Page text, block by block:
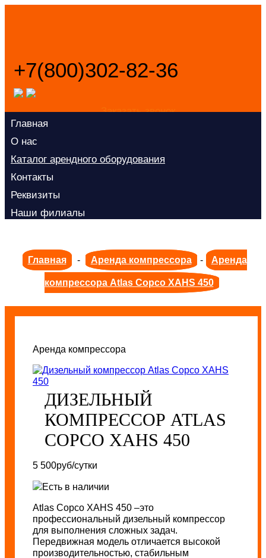
+7(800)302-82-36
Заказать звонок
Главная
О нас
Каталог арендного оборудования
Контакты
Реквизиты
Наши филиалы
Главная - Аренда компрессора - Аренда
компрессора Atlas Copco XAHS 450
Аренда компрессора
ДИЗЕЛЬНЫЙ
КОМПРЕССОР ATLAS
COPCO XAHS 450
5 500руб/сутки
Есть в наличии
Atlas Copco XAHS 450 –это
профессиональный дизельный компрессор
для выполнения сложных задач.
Передвижная модель отличается высокой
производительностью, стабильным